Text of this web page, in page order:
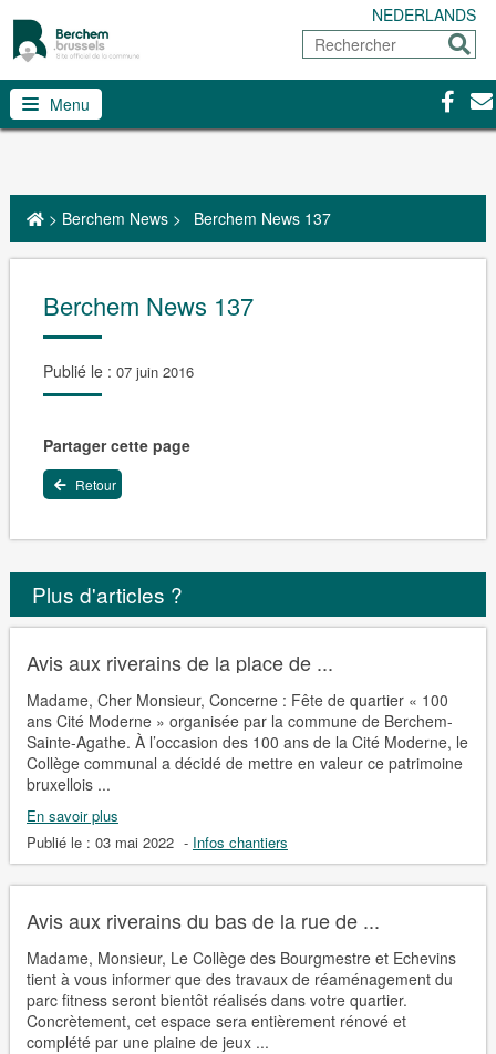
NEDERLANDS
Rechercher
Menu
> Berchem News> Berchem News 137
Berchem News 137
Publié le : 07 juin 2016
Partager cette page
Retour
Plus d'articles ?
Avis aux riverains de la place de ...
Madame, Cher Monsieur, Concerne : Fête de quartier « 100
ans Cité Moderne » organisée par la commune de Berchem-
Sainte-Agathe. À l’occasion des 100 ans de la Cité Moderne, le
Collège communal a décidé de mettre en valeur ce patrimoine
bruxellois ...
En savoir plus
Publié le : 03 mai 2022 - Infos chantiers
Avis aux riverains du bas de la rue de ...
Madame, Monsieur, Le Collège des Bourgmestre et Echevins
tient à vous informer que des travaux de réaménagement du
parc fitness seront bientôt réalisés dans votre quartier.
Concrètement, cet espace sera entièrement rénové et
complété par une plaine de jeux ...